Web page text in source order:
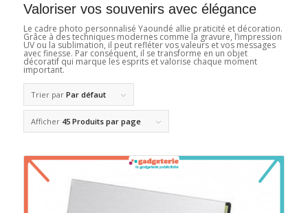
Valoriser vos souvenirs avec élégance
Le cadre photo personnalisé Yaoundé allie praticité et décoration.
Grâce à des techniques modernes comme la gravure, l’impression
UV ou la sublimation, il peut refléter vos valeurs et vos messages
avec finesse. Par conséquent, il se transforme en un objet
décoratif qui marque les esprits et valorise chaque moment
important.
Trier par Par défaut
Afficher 45 Produits par page